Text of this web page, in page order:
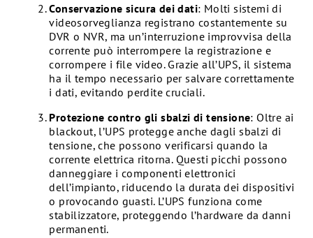
Conservazione sicura dei dati: Molti sistemi di
videosorveglianza registrano costantemente su
DVR o NVR, ma un’interruzione improvvisa della
corrente può interrompere la registrazione e
corrompere i file video. Grazie all’UPS, il sistema
ha il tempo necessario per salvare correttamente
i dati, evitando perdite cruciali.
Protezione contro gli sbalzi di tensione: Oltre ai
blackout, l’UPS protegge anche dagli sbalzi di
tensione, che possono verificarsi quando la
corrente elettrica ritorna. Questi picchi possono
danneggiare i componenti elettronici
dell’impianto, riducendo la durata dei dispositivi
o provocando guasti. L’UPS funziona come
stabilizzatore, proteggendo l’hardware da danni
permanenti.